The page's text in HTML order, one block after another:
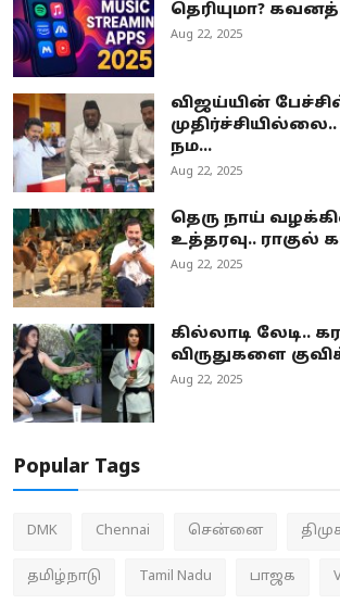
தெரியுமா?
Aug 22, 2025
விஜய்யின்
நம...
Aug 22, 2025
தெரு நாய்
உத்தரவு.. ராகுல்
Aug 22, 2025
கில்லாடி லேடி..
விருதுகளை
Aug 22, 2025
Popular Tags
DMK Chennai சென்னை
தமிழ்நாடு Tamil Nadu பாஜக